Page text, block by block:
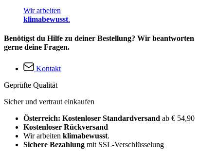
Wir arbeiten
klimabewusst.
Benötigst du Hilfe zu deiner Bestellung? Wir beantworten
gerne deine Fragen.
Kontakt
Geprüfte Qualität
Sicher und vertraut einkaufen
Österreich: Kostenloser Standardversand ab € 54,90
Kostenloser Rückversand
Wir arbeiten klimabewusst.
Sichere Bezahlung mit SSL-Verschlüsselung